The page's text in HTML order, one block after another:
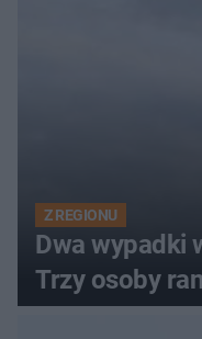
Z REGIONU
Dwa wypadki
Trzy osoby